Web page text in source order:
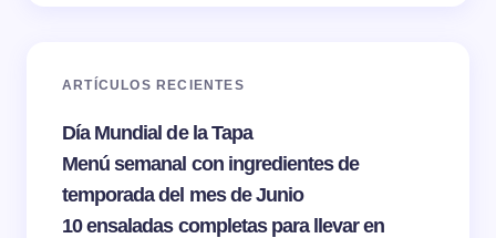
ARTÍCULOS RECIENTES
Día Mundial de la Tapa
Menú semanal con ingredientes de
temporada del mes de Junio
10 ensaladas completas para llevar en